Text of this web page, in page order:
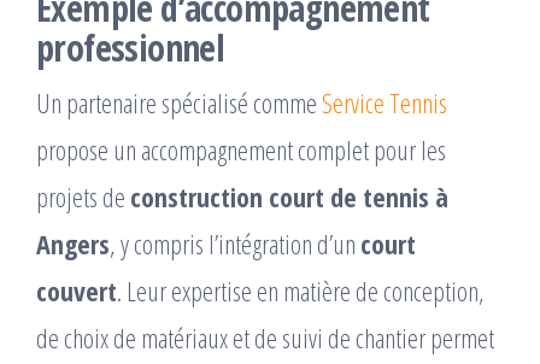
professionnel
Un partenaire spécialisé comme Service Tennis
propose un accompagnement complet pour les
projets de construction court de tennis à
Angers, y compris l’intégration d’un court
couvert. Leur expertise en matière de conception,
de choix de matériaux et de suivi de chantier permet